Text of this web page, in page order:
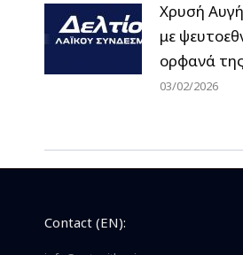
Χρυσή
με
ορφανά
03/02/2026
Contact (EN):